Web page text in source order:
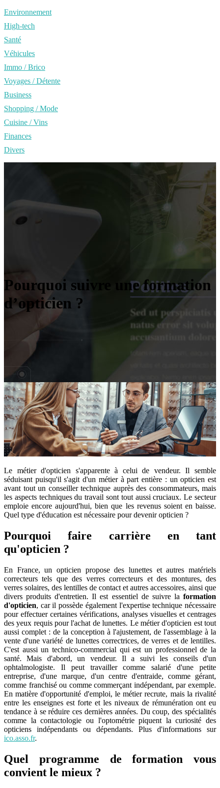
Environnement
High-tech
Santé
Véhicules
Immo / Brico
Voyages / Détente
Business
Shopping / Mode
Cuisine / Vins
Finances
Divers
Pourquoi suivre une formation
d’opticien ?
Le métier d'opticien s'apparente à celui de vendeur. Il semble
séduisant puisqu'il s'agit d'un métier à part entière : un opticien est
avant tout un conseiller technique auprès des consommateurs, mais
les aspects techniques du travail sont tout aussi cruciaux. Le secteur
emploie encore aujourd'hui, bien que les revenus soient en baisse.
Quel type d'éducation est nécessaire pour devenir opticien ?
Pourquoi faire carrière en tant
qu'opticien ?
En France, un opticien propose des lunettes et autres matériels
correcteurs tels que des verres correcteurs et des montures, des
verres solaires, des lentilles de contact et autres accessoires, ainsi que
divers produits d'entretien. Il est essentiel de suivre la formation
d'opticien, car il possède également l'expertise technique nécessaire
pour effectuer certaines vérifications, analyses visuelles et centrages
des yeux requis pour l'achat de lunettes. Le métier d'opticien est tout
aussi complet : de la conception à l'ajustement, de l'assemblage à la
vente d'une variété de lunettes correctrices, de verres et de lentilles.
C'est aussi un technico-commercial qui est un professionnel de la
santé. Mais d'abord, un vendeur. Il a suivi les conseils d'un
ophtalmologiste. Il peut travailler comme salarié d'une petite
entreprise, d'une marque, d'un centre d'entraide, comme gérant,
comme franchisé ou comme commerçant indépendant, par exemple.
En matière d'opportunité d'emploi, le métier recrute, mais la rivalité
entre les enseignes est forte et les niveaux de rémunération ont eu
tendance à se réduire ces dernières années. Du coup, des spécialités
comme la contactologie ou l'optométrie piquent la curiosité des
opticiens indépendants ou dépendants. Plus d'informations sur
ico.asso.fr.
Quel programme de formation vous
convient le mieux ?